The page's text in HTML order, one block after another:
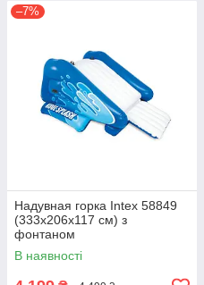
–7%
Надувная горка Intex 58849
(333х206х117 см) з
фонтаном
В наявності